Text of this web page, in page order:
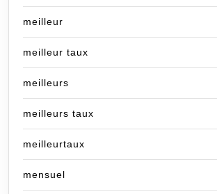
meilleur
meilleur taux
meilleurs
meilleurs taux
meilleurtaux
mensuel